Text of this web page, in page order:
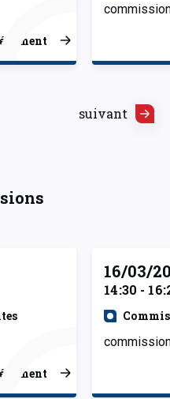
suivant
16/03/
14:30 -